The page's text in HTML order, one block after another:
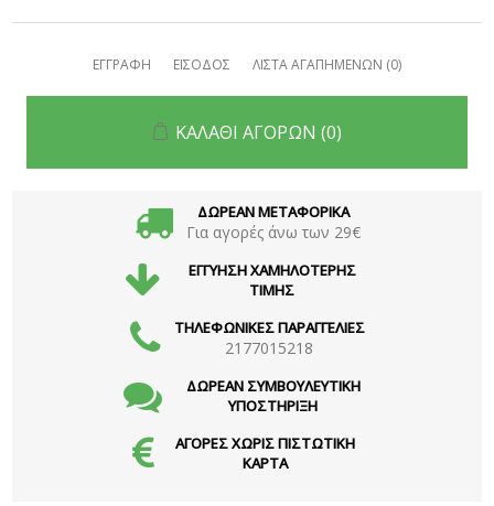
ΕΓΓΡΑΦΗ ΕΙΣΟΔΟΣ ΛΙΣΤΑ ΑΓΑΠΗΜΕΝΩΝ (0)
ΚΑΛΑΘΙ ΑΓΟΡΩΝ (0)
ΔΩΡΕΑΝ ΜΕΤΑΦΟΡΙΚΑ
Για αγορές άνω των 29€
ΕΓΓΥΗΣΗ ΧΑΜΗΛΟΤΕΡΗΣ
ΤΙΜΗΣ
ΤΗΛΕΦΩΝΙΚΕΣ ΠΑΡΑΓΓΕΛΙΕΣ
2177015218
ΔΩΡΕΑΝ ΣΥΜΒΟΥΛΕΥΤΙΚΗ
ΥΠΟΣΤΗΡΙΞΗ
ΑΓΟΡΕΣ ΧΩΡΙΣ ΠΙΣΤΩΤΙΚΗ
ΚΑΡΤΑ